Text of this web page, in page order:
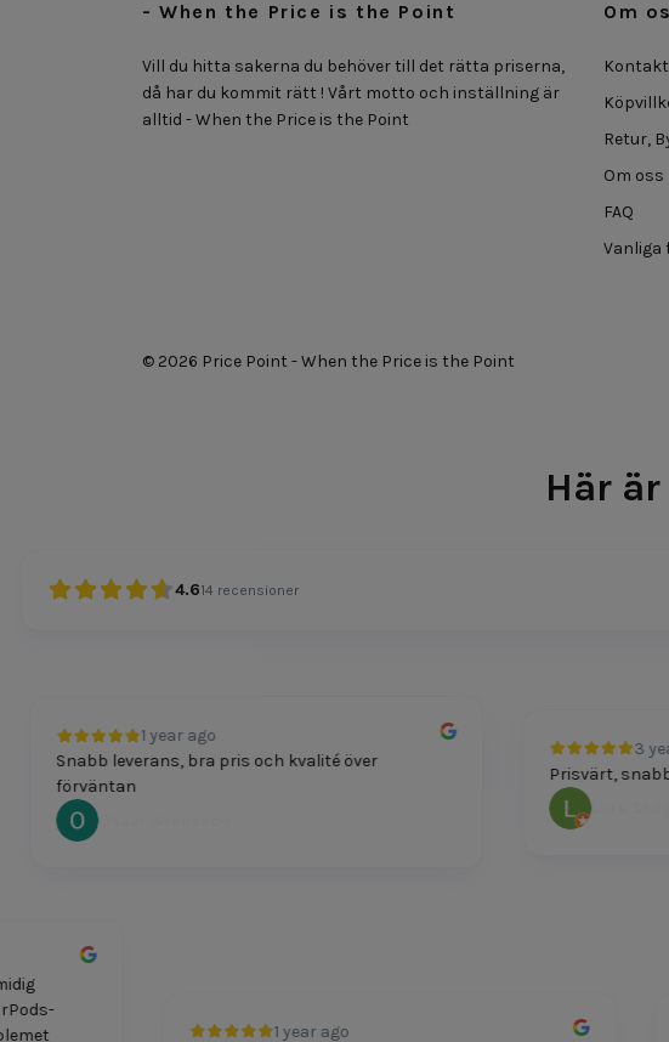
- When the Price is the Point
Vill du hitta sakerna du behöver till det rätta priserna,
då har du kommit rätt ! Vårt motto och inställning är
alltid - When the Price is the Point
Om
Kontakt
Retur,
Om oss
FAQ
Vanliga
© 2026 Price Point - When the Price is the Point
Här
4.614 recensioner
1 year ago
Snabb leverans, bra pris och kvalité över
förväntan
Oscar Svensson
3
Prisvärt, snabb
Lars
1 year ago